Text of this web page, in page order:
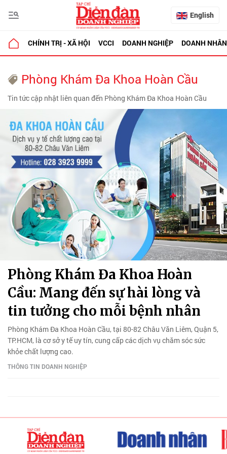
English
CHÍNH TRỊ - XÃ HỘI VCCI DOANH NGHIỆP DOANH NHÂN
Phòng Khám Đa Khoa Hoàn Cầu
Tin tức cập nhật liên quan đến Phòng Khám Đa Khoa Hoàn Cầu
Phòng Khám Đa Khoa Hoàn
Cầu: Mang đến sự hài lòng và
tin tưởng cho mỗi bệnh nhân
Phòng Khám Đa Khoa Hoàn Cầu, tại 80-82 Châu Văn Liêm, Quận 5,
TP.HCM, là cơ sở y tế uy tín, cung cấp các dịch vụ chăm sóc sức
khỏe chất lượng cao.
THÔNG TIN DOANH NGHIỆP